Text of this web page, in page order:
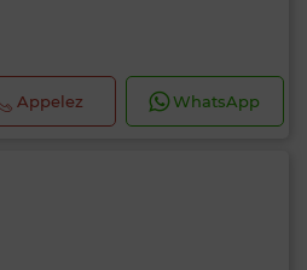
Appelez WhatsApp